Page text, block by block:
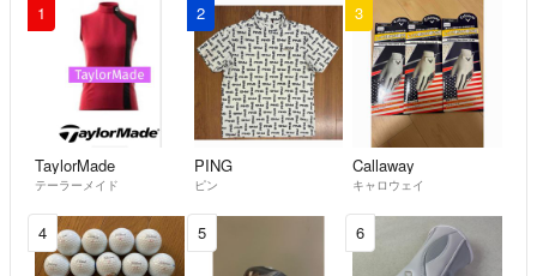
1
TaylorMade
テーラーメイド
2
PING
ピン
3
Callaway
キャロウェイ
4 5 6